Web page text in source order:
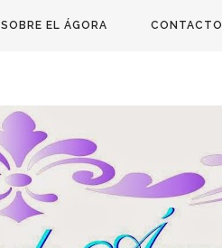
SOBRE EL ÁGORA CONTACTO